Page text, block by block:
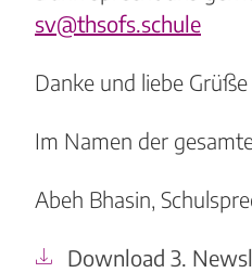
sv@thsofs.schule
Danke und liebe Grüße
Im Namen der
Abeh Bhasin,
Download 3.